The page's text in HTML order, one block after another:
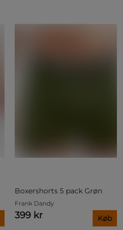
Boxershorts 5 pack Grøn
Frank Dandy
399 kr Køb